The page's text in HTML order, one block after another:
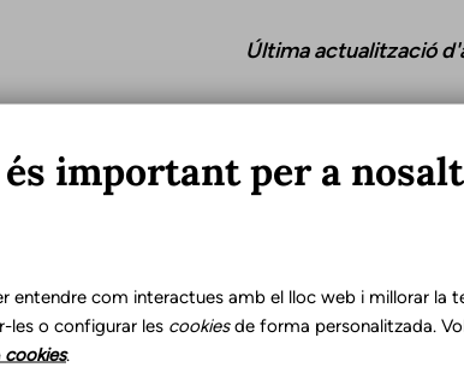
Última actualització
professionals
important per a
entendre com interactues amb el lloc web i millorar la
les o configurar les cookiesde forma personalitzada.
cookies.